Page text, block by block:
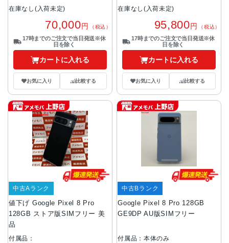
在庫なし(入荷未定)
70,000円 （税込）
17時までのご注文で当日発送※休
日を除く
カートに入れる
お気に入り 比較する
在庫なし(入荷未定)
95,800円 （税込）
17時までのご注文で当日発送※休
日を除く
カートに入れる
お気に入り 比較する
値下げ Google Pixel 8 Pro
128GB ストア版SIMフリー 美
品
中古Aランク
付属品：
Google Pixel 8 Pro 128GB
GE9DP AU版SIMフリー
中古Bランク
付属品：本体のみ